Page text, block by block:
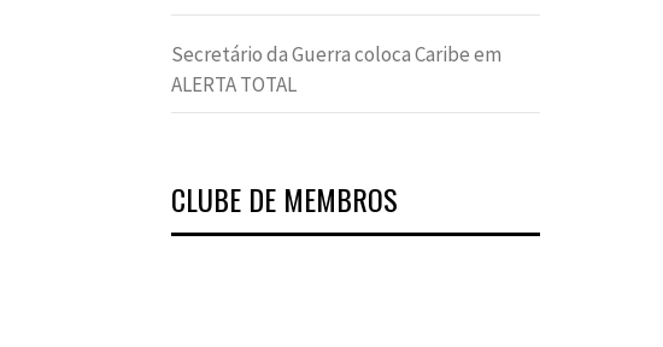
Secretário da Guerra coloca Caribe em
ALERTA TOTAL
CLUBE DE MEMBROS